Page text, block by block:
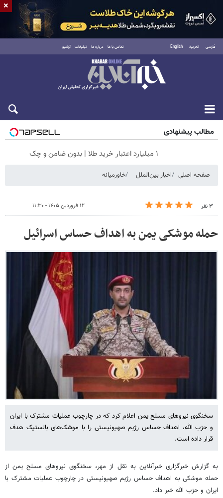
فارسی العربية English تماس با ما درباره ما تبلیغات آرشیو
جمعه ۱۶ مرداد ۱۴۰۵
مطالب پیشنهادی
۱ میلیارد اعتبار خرید طلا | بدون ضامن و چک
صفحه اصلی اخبار بین‌الملل خاورمیانه
۳ نفر ۱۲ فروردین ۱۴۰۵ - ۱۱:۳۰
حمله موشکی یمن به اهداف حساس اسرائیل
سخنگوی نیروهای مسلح یمن اعلام کرد که در چارچوب عملیات مشترک با ایران
و حزب الله، اهداف حساس رژیم صهیونیستی را با موشک‌های بالستیک هدف
قرار داده است.
به گزارش خبرگزاری خبرآنلاین به نقل از مهر، سخنگوی نیروهای مسلح یمن از
حمله موشکی به اهداف حساس رژیم صهیونیستی در چارچوب عملیات مشترک با
ایران و حزب الله خبر داد.
×